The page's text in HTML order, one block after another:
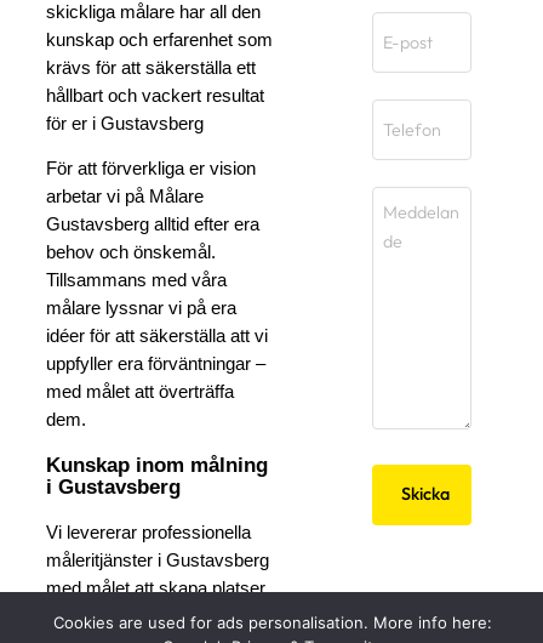
skickliga målare har all den
kunskap och erfarenhet som
krävs för att säkerställa ett
hållbart och vackert resultat
för er i Gustavsberg
För att förverkliga er vision
arbetar vi på Målare
Gustavsberg alltid efter era
behov och önskemål.
Tillsammans med våra
målare lyssnar vi på era
idéer för att säkerställa att vi
uppfyller era förväntningar –
med målet att överträffa
dem.
Kunskap inom målning
i Gustavsberg
Vi levererar professionella
måleritjänster i Gustavsberg
med målet att skapa platser
som våra kunder trivs med.
Cookies are used for ads personalisation. More info here: